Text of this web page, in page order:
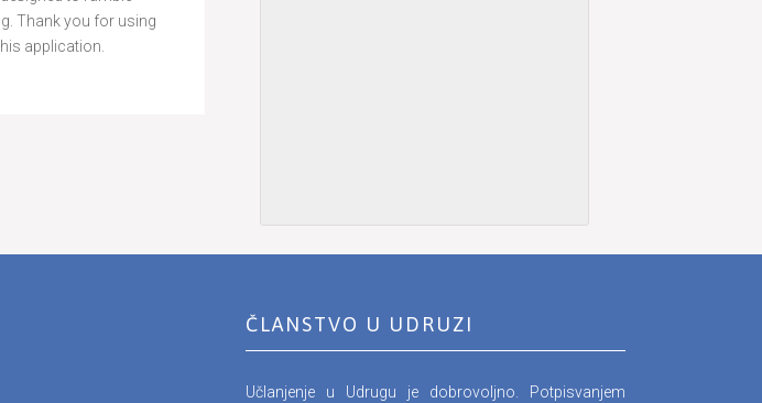
Thank you for using
application.
ČLANSTVO U UDRUZI
Učlanjenje u Udrugu je dobrovoljno. Potpisvanjem